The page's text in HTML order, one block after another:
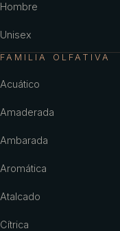
Hombre
Unisex
FAMILIA OLFATIVA
Acuático
Amaderada
Ambarada
Aromática
Atalcado
Cítrica